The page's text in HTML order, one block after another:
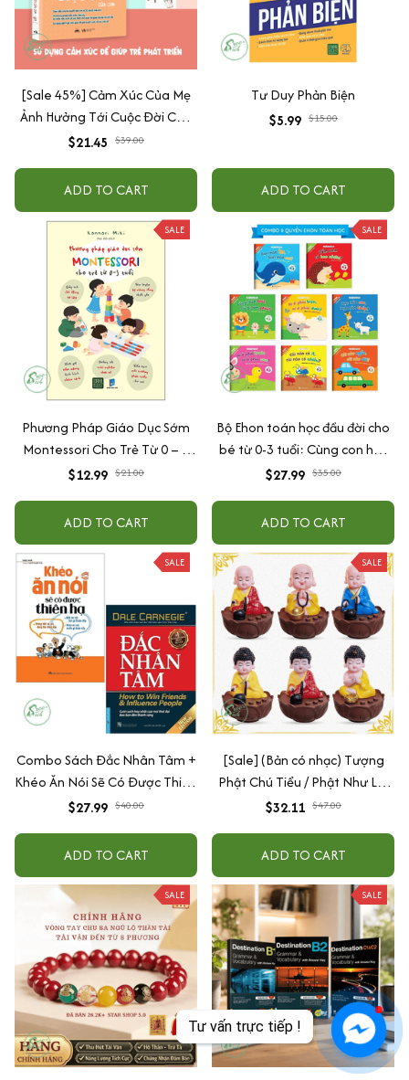
Tư vấn trực tiếp !
[Sale 45%] Cảm Xúc Của Mẹ
Ảnh Hưởng Tới Cuộc Đời Của
Con
$21.45 $39.00
ADD TO CART
Tư Duy Phản Biện
$5.99 $15.00
ADD TO CART
SALE
Phương Pháp Giáo Dục Sớm
Montessori Cho Trẻ Từ 0 – 3
Tuổi
$12.99 $21.00
ADD TO CART
SALE
Bộ Ehon toán học đầu đời cho
bé từ 0-3 tuổi: Cùng con học
toán (song ngữ Việt Anh)
$27.99 $35.00
ADD TO CART
SALE
Combo Sách Đắc Nhân Tâm +
Khéo Ăn Nói Sẽ Có Được Thiên
Hạ
$27.99 $40.00
ADD TO CART
SALE
[Sale] (Bản có nhạc) Tượng
Phật Chú Tiểu / Phật Như Lai
Gõ Mõ Tụng Kinh Có 6 Bài
$32.11 $47.00
ADD TO CART
SALE SALE